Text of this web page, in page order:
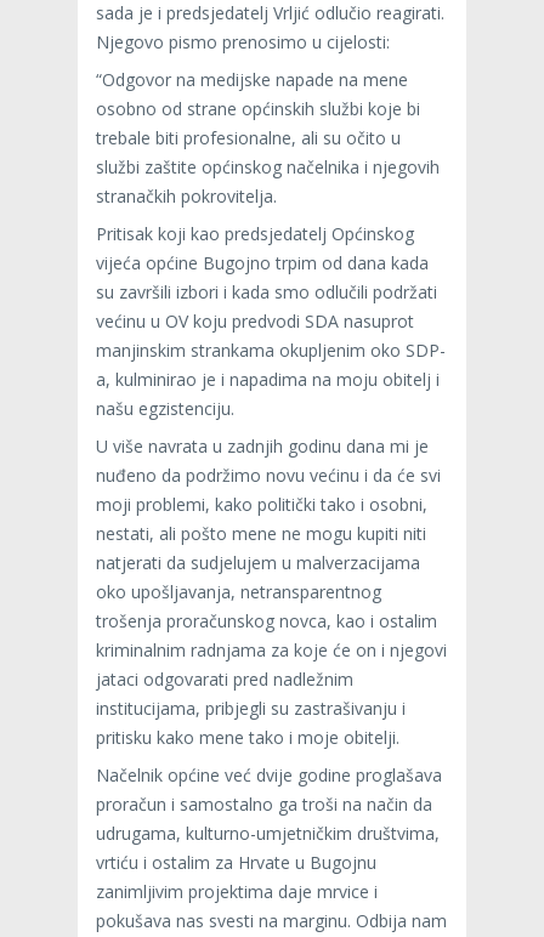
sada je i predsjedatelj Vrljić odlučio reagirati.
Njegovo pismo prenosimo u cijelosti:
“Odgovor na medijske napade na mene
osobno od strane općinskih službi koje bi
trebale biti profesionalne, ali su očito u
službi zaštite općinskog načelnika i njegovih
stranačkih pokrovitelja.
Pritisak koji kao predsjedatelj Općinskog
vijeća općine Bugojno trpim od dana kada
su završili izbori i kada smo odlučili podržati
većinu u OV koju predvodi SDA nasuprot
manjinskim strankama okupljenim oko SDP-
a, kulminirao je i napadima na moju obitelj i
našu egzistenciju.
U više navrata u zadnjih godinu dana mi je
nuđeno da podržimo novu većinu i da će svi
moji problemi, kako politički tako i osobni,
nestati, ali pošto mene ne mogu kupiti niti
natjerati da sudjelujem u malverzacijama
oko upošljavanja, netransparentnog
trošenja proračunskog novca, kao i ostalim
kriminalnim radnjama za koje će on i njegovi
jataci odgovarati pred nadležnim
institucijama, pribjegli su zastrašivanju i
pritisku kako mene tako i moje obitelji.
Načelnik općine već dvije godine proglašava
proračun i samostalno ga troši na način da
udrugama, kulturno-umjetničkim društvima,
vrtiću i ostalim za Hrvate u Bugojnu
zanimljivim projektima daje mrvice i
pokušava nas svesti na marginu. Odbija nam